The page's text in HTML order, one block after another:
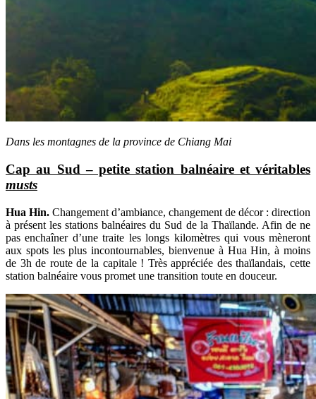
Dans les montagnes de la province de Chiang Mai
Cap au Sud – petite station balnéaire et véritables
musts
Hua Hin. Changement d’ambiance, changement de décor : direction
à présent les stations balnéaires du Sud de la Thaïlande. Afin de ne
pas enchaîner d’une traite les longs kilomètres qui vous mèneront
aux spots les plus incontournables, bienvenue à Hua Hin, à moins
de 3h de route de la capitale ! Très appréciée des thaïlandais, cette
station balnéaire vous promet une transition toute en douceur.